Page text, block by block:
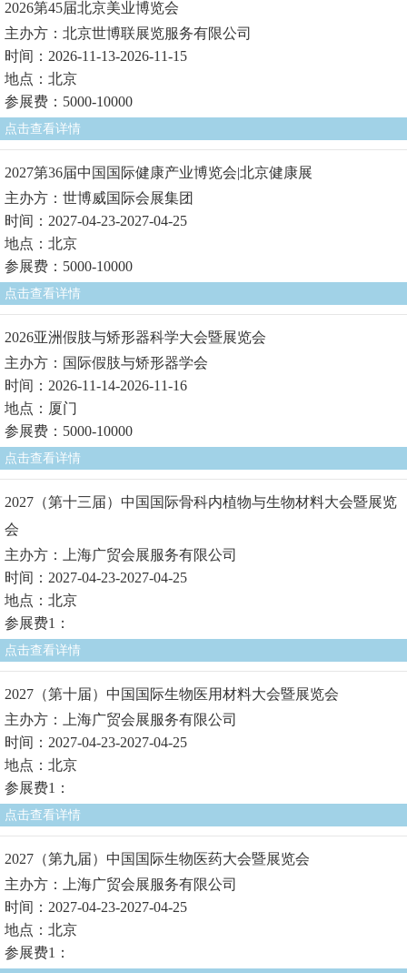
2026第45届北京美业博览会
主办方：北京世博联展览服务有限公司
时间：2026-11-13-2026-11-15
地点：北京
参展费：5000-10000
点击查看详情
2027第36届中国国际健康产业博览会|北京健康展
主办方：世博威国际会展集团
时间：2027-04-23-2027-04-25
地点：北京
参展费：5000-10000
点击查看详情
2026亚洲假肢与矫形器科学大会暨展览会
主办方：国际假肢与矫形器学会
时间：2026-11-14-2026-11-16
地点：厦门
参展费：5000-10000
点击查看详情
2027（第十三届）中国国际骨科内植物与生物材料大会暨展览
会
主办方：上海广贸会展服务有限公司
时间：2027-04-23-2027-04-25
地点：北京
参展费1：
点击查看详情
2027（第十届）中国国际生物医用材料大会暨展览会
主办方：上海广贸会展服务有限公司
时间：2027-04-23-2027-04-25
地点：北京
参展费1：
点击查看详情
2027（第九届）中国国际生物医药大会暨展览会
主办方：上海广贸会展服务有限公司
时间：2027-04-23-2027-04-25
地点：北京
参展费1：